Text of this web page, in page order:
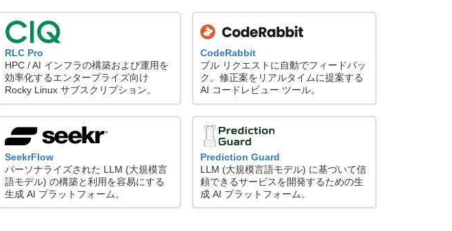
RLC Pro
HPC / AI インフラの構築および運用を
効率化するエンタープライズ向け
Rocky Linux サブスクリプション。
CodeRabbit
プル リクエストに自動でフィードバッ
ク。修正案をリアルタイムに提案する
AI コードレビュー ツール。
SeekrFlow
パーソナライズされた LLM (大規模言
語モデル) の構築と利用を容易にする
生成 AI プラットフォーム。
Prediction Guard
LLM (大規模言語モデル) に基づいて信
頼できるサービスを開発するための生
成 AI プラットフォーム。